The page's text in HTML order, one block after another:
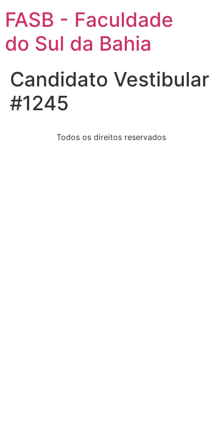
FASB - Faculdade
do Sul da Bahia
Candidato Vestibular
#1245
Todos os direitos reservados